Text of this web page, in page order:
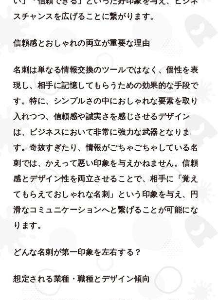
スチャンスを広げることに繋がります。
信頼感とおしゃれの両立が重要な理由
名刺は単なる情報交換のツールではなく、個性を表
現し、相手に記憶してもらうための効果的な手段で
す。特に、シンプルさの中におしゃれな要素を取り
入れつつ、信頼感や誠実さを感じさせるデザイン
は、ビジネスにおいて非常に強力な武器となりま
す。奇抜すぎたり、情報がごちゃごちゃしている名
刺では、かえって悪い印象を与えかねません。信頼
感とデザイン性を両立させることで、相手に「覚え
てもらえておしゃれな名刺」という印象を与え、円
滑なコミュニケーションへと繋げることが可能にな
ります。
どんな名刺が第一印象を左右する？
想定される業種・職種とデザイン傾向